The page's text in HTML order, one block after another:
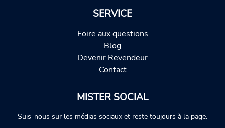
SERVICE
Foire aux questions
Blog
Devenir Revendeur
Contact
MISTER SOCIAL
Suis-nous sur les médias sociaux et reste toujours à la page.